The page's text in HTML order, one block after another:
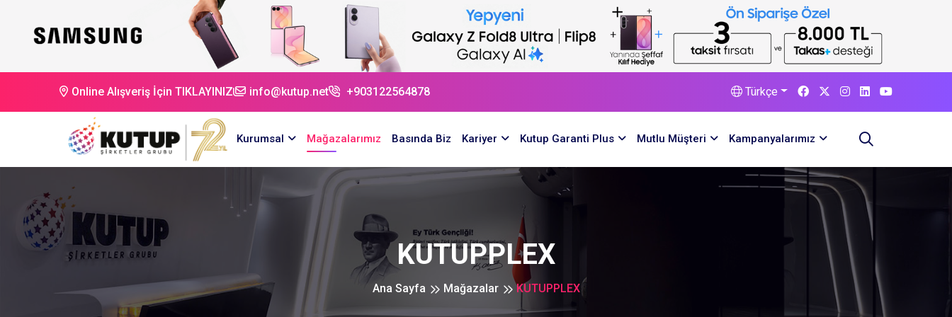
Online Alışveriş İçin TIKLAYINIZ info@kutup.net +903122564878 Türkçe
Kurumsal Mağazalarımız Basında Biz Kariyer Kutup Garanti Plus Mutlu Müşteri Kampanyalarımız
KUTUPPLEX
Ana Sayfa Mağazalar KUTUPPLEX